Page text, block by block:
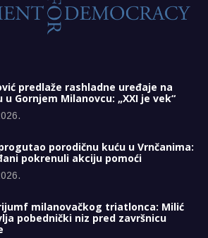
predlaže rashladne uređaje na
u Gornjem Milanovcu: „XXI je vek“
porodičnu kuću u Vrnčanima:
pokrenuli akciju pomoći
milanovačkog triatlonca: Milić
pobednički niz pred završnicu